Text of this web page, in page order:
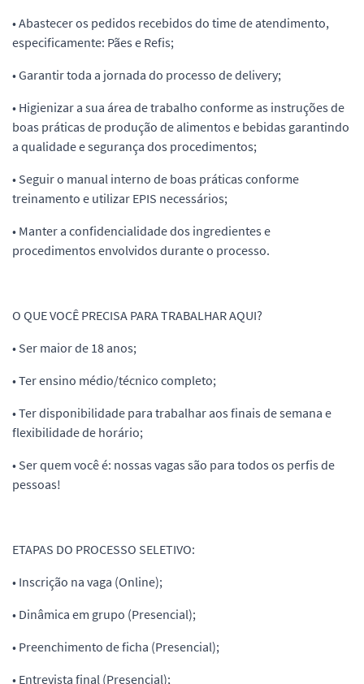
• Abastecer os pedidos recebidos do time de atendimento,
especificamente: Pães e Refis;
• Garantir toda a jornada do processo de delivery;
• Higienizar a sua área de trabalho conforme as instruções de
boas práticas de produção de alimentos e bebidas garantindo
a qualidade e segurança dos procedimentos;
• Seguir o manual interno de boas práticas conforme
treinamento e utilizar EPIS necessários;
• Manter a confidencialidade dos ingredientes e
procedimentos envolvidos durante o processo.
O QUE VOCÊ PRECISA PARA TRABALHAR AQUI?
• Ser maior de 18 anos;
• Ter ensino médio/técnico completo;
• Ter disponibilidade para trabalhar aos finais de semana e
flexibilidade de horário;
• Ser quem você é: nossas vagas são para todos os perfis de
pessoas!
ETAPAS DO PROCESSO SELETIVO:
• Inscrição na vaga (Online);
• Dinâmica em grupo (Presencial);
• Preenchimento de ficha (Presencial);
• Entrevista final (Presencial);